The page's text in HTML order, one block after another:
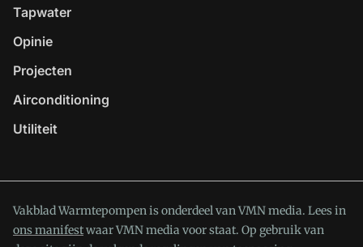
Tapwater
Opinie
Projecten
Airconditioning
Utiliteit
Vakblad Warmtepompen is onderdeel van VMN media. Lees in
ons manifestwaar VMN media voor staat. Op gebruik van